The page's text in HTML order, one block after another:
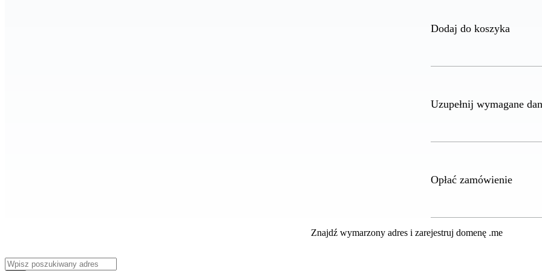
Dodaj do koszyka
Uzupełnij wymagane
Opłać zamówienie
Znajdź wymarzony adres i zarejestruj domenę .me